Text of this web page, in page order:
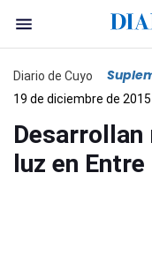
Diario de Cuyo
19 de diciembre de
Desarrollan
luz en Entre